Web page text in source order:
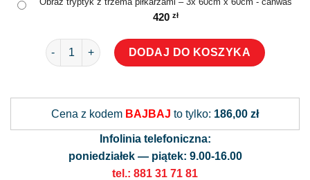
420 zł
ilość Obraz tryptyk z trzema piłkarzami
DODAJ DO KOSZYKA
Cena z kodem BAJBAJ to tylko: 186,00 zł
Infolinia telefoniczna:
poniedziałek — piątek: 9.00-16.00
tel.: 881 31 71 81